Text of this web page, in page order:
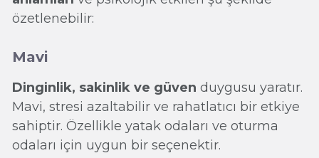
özetlenebilir:
Mavi
Dinginlik, sakinlik ve güven duygusu yaratır.
Mavi, stresi azaltabilir ve rahatlatıcı bir etkiye
sahiptir. Özellikle yatak odaları ve oturma
odaları için uygun bir seçenektir.